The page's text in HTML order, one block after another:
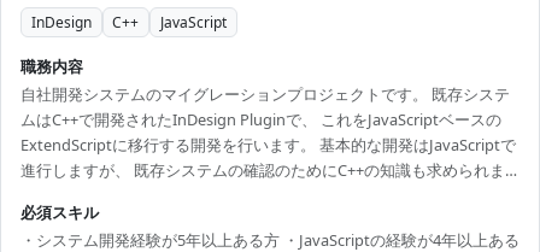
InDesign C++ JavaScript
職務内容
自社開発システムのマイグレーションプロジェクトです。 既存システ
ムはC++で開発されたInDesign Pluginで、 これをJavaScriptベースの
ExtendScriptに移行する開発を行います。 基本的な開発はJavaScriptで
進行しますが、 既存システムの確認のためにC++の知識も求められま
必須スキル
・システム開発経験が5年以上ある方 ・JavaScriptの経験が4年以上ある